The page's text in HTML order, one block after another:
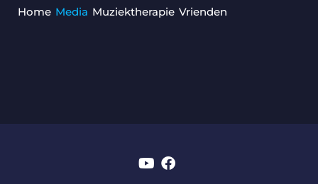
Home Media Muziektherapie Vrienden